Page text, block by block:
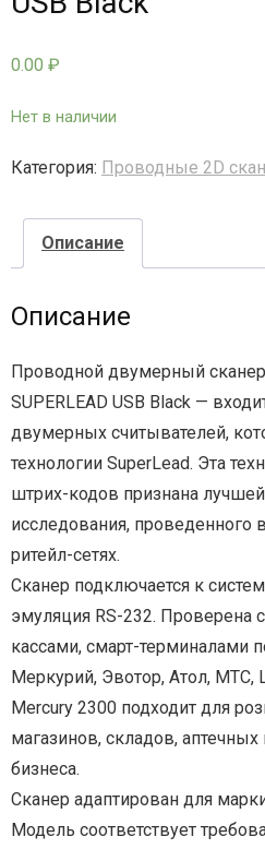
0.00 ₽
Нет в наличии
Категория: Проводные 2D
Описание
Описание
Проводной двумерный
SUPERLEAD USB Black —
двумерных считывателей,
технологии SuperLead. Эта
штрих-кодов признана
исследования,
ритейл-сетях.
Сканер подключается к
эмуляция RS-232. Проверена
кассами, смарт-терминалами
Меркурий, Эвотор, Атол, МТС,
Mercury 2300 подходит для
магазинов, складов,
бизнеса.
Сканер адаптирован для
Модель соответствует